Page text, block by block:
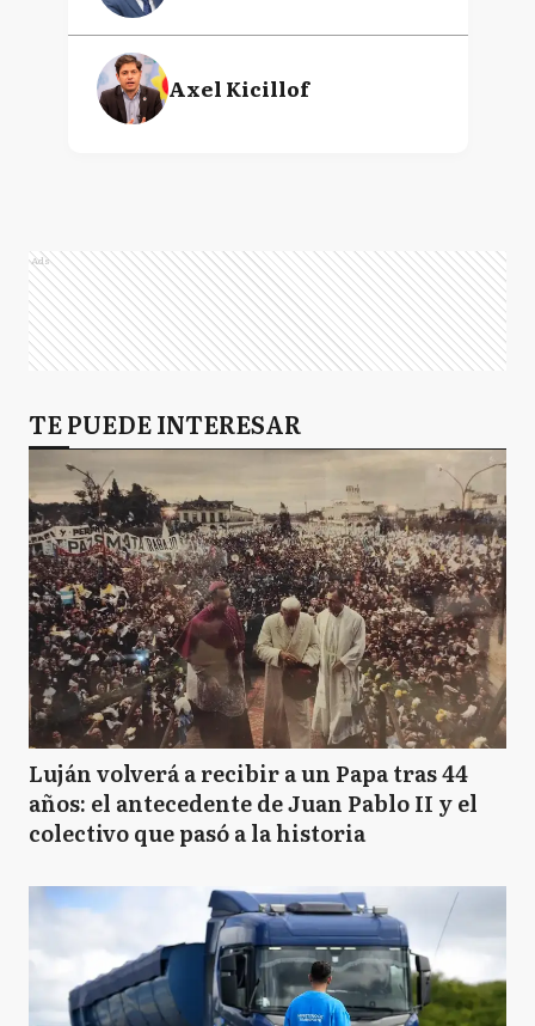
Axel Kicillof
Ads
TE PUEDE INTERESAR
Luján volverá a recibir a un Papa tras 44
años: el antecedente de Juan Pablo II y el
colectivo que pasó a la historia